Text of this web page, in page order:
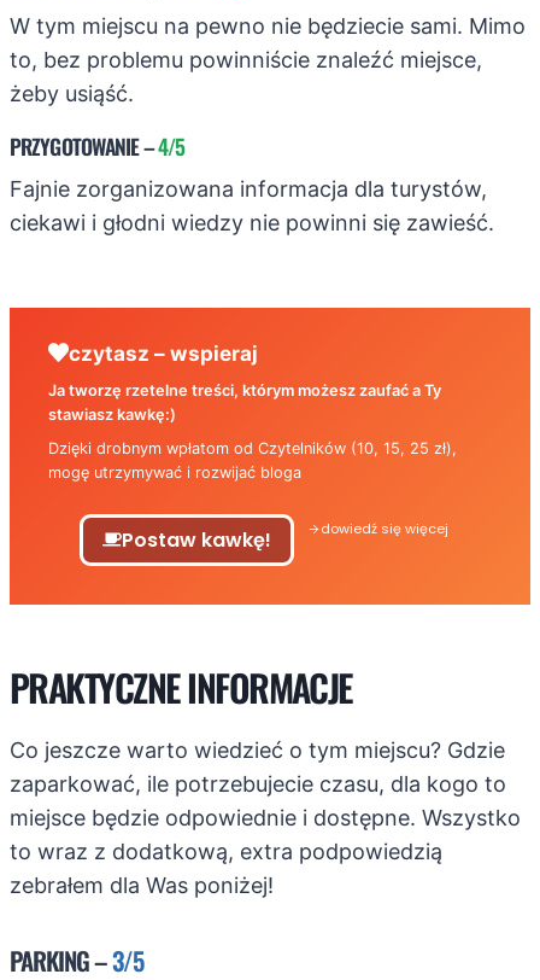
W tym miejscu na pewno nie będziecie sami. Mimo
to, bez problemu powinniście znaleźć miejsce,
żeby usiąść.
PRZYGOTOWANIE–4/5
Fajnie zorganizowana informacja dla turystów,
ciekawi i głodni wiedzy nie powinni się zawieść.
czytasz – wspieraj
Ja tworzę rzetelne treści, którym możesz zaufać a Ty
stawiasz kawkę:)
Dzięki drobnym wpłatom od Czytelników (10, 15, 25 zł),
mogę utrzymywać i rozwijać bloga
Postaw kawkę! dowiedź się więcej
PRAKTYCZNE INFORMACJE
Co jeszcze warto wiedzieć o tym miejscu? Gdzie
zaparkować, ile potrzebujecie czasu, dla kogo to
miejsce będzie odpowiednie i dostępne. Wszystko
to wraz z dodatkową, extra podpowiedzią
zebrałem dla Was poniżej!
PARKING –3/5